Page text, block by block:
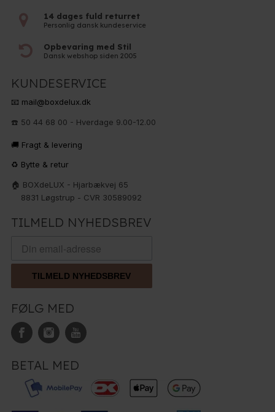
14 dages fuld returret
Personlig dansk kundeservice
Opbevaring med Stil
Dansk webshop siden 2005
KUNDESERVICE
📧 mail@boxdelux.dk
☎️ 50 44 68 00 - Hverdage 9.00-12.00
🚚 Fragt & levering
♻️ Bytte & retur
🏠 BOXdeLUX - Hjarbækvej 65
8831 Løgstrup - CVR 30589092
TILMELD NYHEDSBREV
TILMELD NYHEDSBREV
FØLG MED
BETAL MED